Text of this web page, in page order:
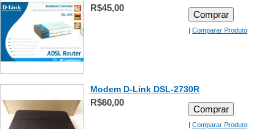
R$45,00
Comprar
| Comparar Produto
Modem D-Link DSL-2730R
R$60,00
Comprar
| Comparar Produto